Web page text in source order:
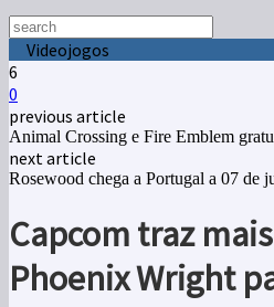
Videojogos
6
0
previous article
Animal Crossing e Fire Emblem
next article
Rosewood chega a Portugal a 07 de
Capcom traz
Phoenix Wright